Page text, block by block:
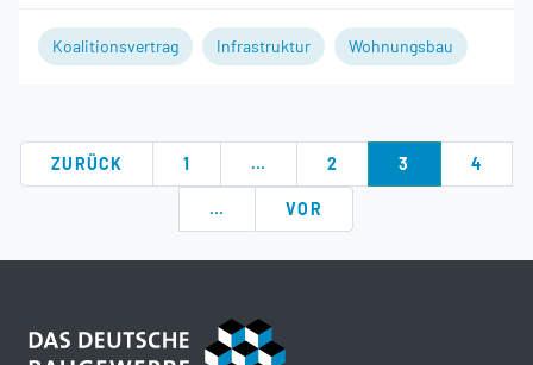
Koalitionsvertrag Infrastruktur Wohnungsbau
ZURÜCK 1 … 2 3 4
… VOR